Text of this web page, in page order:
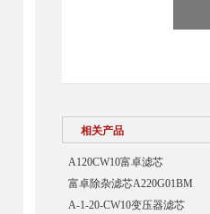
相关产品
A120CW10富卓滤芯
富卓除杂滤芯A220G01BM
A-1-20-CW10变压器滤芯